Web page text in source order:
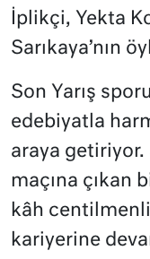
İplikçi, Yekta
Sarıkaya’nın
Son Yarış
edebiyatla
araya getiriyor.
maçına çıkan
kâh
kariyerine